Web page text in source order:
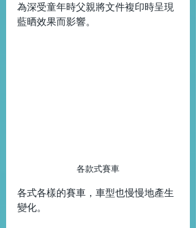
為深受童年時父親將文件複印時呈現
藍晒效果而影響。
各款式賽車
各式各樣的賽車，車型也慢慢地產生
變化。